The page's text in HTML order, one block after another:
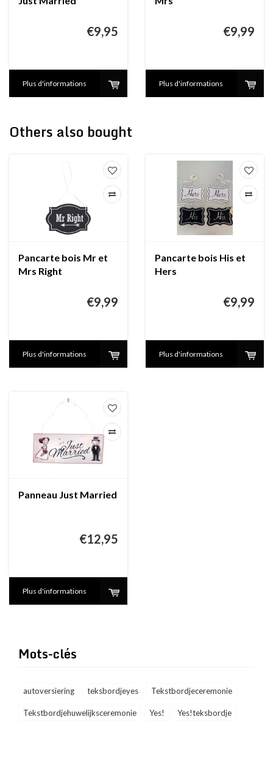
€9,95
Plus d'informations
€9,99
Plus d'informations
Others also bought
Pancarte bois Mr et
Mrs Right
€9,99
Plus d'informations
Pancarte bois His et
Hers
€9,99
Plus d'informations
Panneau Just Married
€12,95
Plus d'informations
Mots-clés
autoversiering teksbordjeyes Tekstbordjeceremonie
Tekstbordjehuwelijksceremonie Yes! Yes!teksbordje